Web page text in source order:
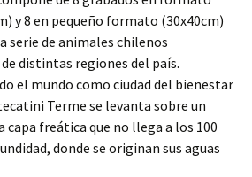
y 8 en pequeño formato (30x40cm)
serie de animales chilenos
distintas regiones del país.
el mundo como ciudad del bienestar
Terme se levanta sobre un
capa freática que no llega a los 100
donde se originan sus aguas